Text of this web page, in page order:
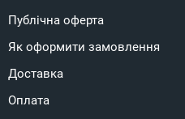
Публічна оферта
Як оформити замовлення
Доставка
Оплата